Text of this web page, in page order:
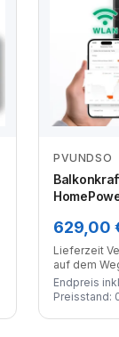
PVUNDSO
629,00
Lieferzeit
auf dem
Endpreis
Preisstand: